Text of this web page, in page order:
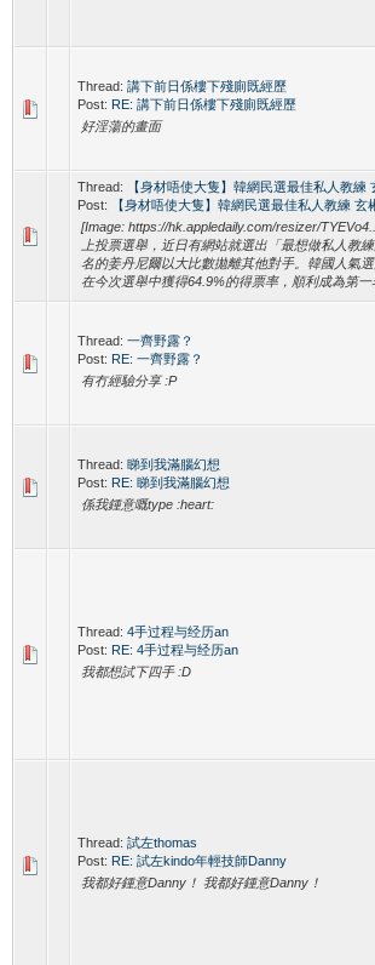
Thread: 講下前日係樓下殘廁既經歷
Post: RE: 講下前日係樓下殘廁既經歷
好淫蕩的畫面
Thread:
【身材唔使大隻】韓網民選最佳私人教練
Post:
【身材唔使大隻】韓網民選最佳私人教練 玄
[Image: https://hk.appledaily.com/resizer/
上投票選舉，近日有網站就選出「最想做私人教
名的姜丹尼爾以大比數拋離其他對手。韓國人氣
在今次選舉中獲得64.9%的得票率，順利成為第一
Thread: 一齊野露？
Post: RE: 一齊野露？
有冇經驗分享 :P
Thread: 睇到我滿腦幻想
Post: RE: 睇到我滿腦幻想
係我鍾意嘅type :heart:
Thread: 4手过程与经历an
Post: RE: 4手过程与经历an
我都想試下四手 :D
Thread: 試左thomas
Post: RE: 試左kindo年輕技師Danny
我都好鍾意Danny！ 我都好鍾意Danny！